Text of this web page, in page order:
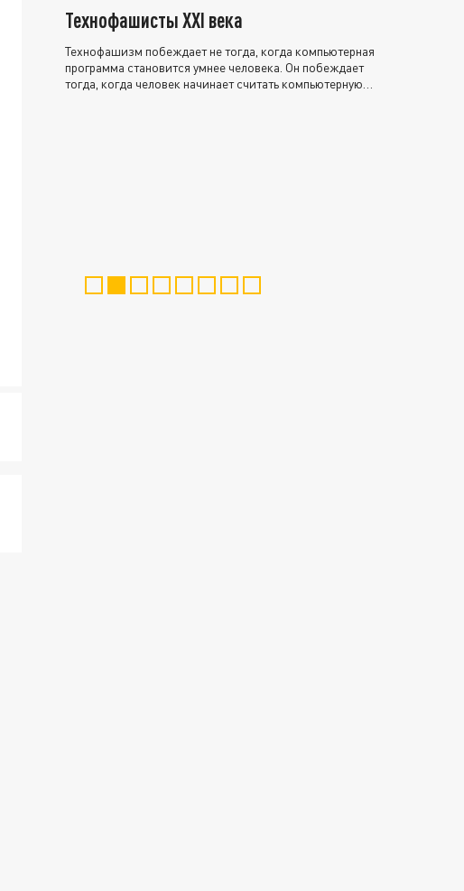
Технофашисты XXI века
Технофашизм побеждает не тогда, когда компьютерная
программа становится умнее человека. Он побеждает
тогда, когда человек начинает считать компьютерную